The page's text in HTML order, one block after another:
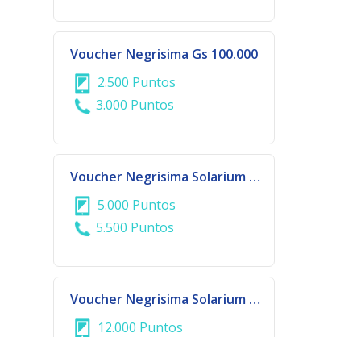
Voucher Negrisima Gs 100.000
2.500 Puntos
3.000 Puntos
Voucher Negrisima Solarium Gs 200.000
5.000 Puntos
5.500 Puntos
Voucher Negrisima Solarium Gs 500.000
12.000 Puntos